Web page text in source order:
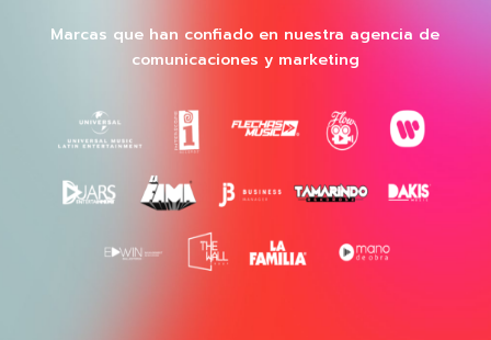
Marcas que han confiado en nuestra agencia de
comunicaciones y marketing